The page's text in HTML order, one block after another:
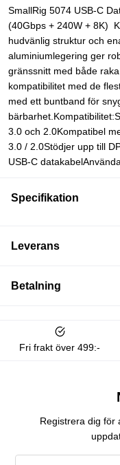
SmallRig 5074 USB-C
(40Gbps + 240W + 8K)
hudvänlig struktur och
aluminiumlegering ger
gränssnitt med både
kompatibilitet med de
med ett buntband för
3.0 och 2.0Kompatibel
3.0 / 2.0Stödjer upp till
USB-C
Specifikation
Leverans
Betalning
Fri frakt över 499:-
Registrera dig för